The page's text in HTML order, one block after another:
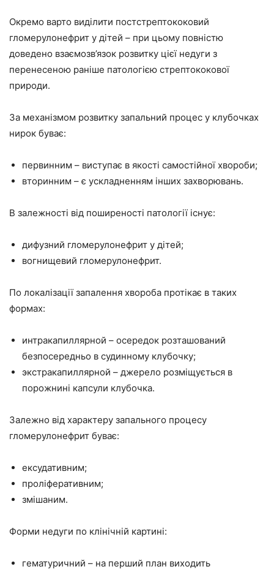
Окремо варто виділити постстрептококовий
гломерулонефрит у дітей – при цьому повністю
доведено взаємозв’язок розвитку цієї недуги з
перенесеною раніше патологією стрептококової
природи.
За механізмом розвитку запальний процес у клубочках
нирок буває:
первинним – виступає в якості самостійної хвороби;
вторинним – є ускладненням інших захворювань.
В залежності від поширеності патології існує:
дифузний гломерулонефрит у дітей;
вогнищевий гломерулонефрит.
По локалізації запалення хвороба протікає в таких
формах:
интракапиллярной – осередок розташований
безпосередньо в судинному клубочку;
экстракапиллярной – джерело розміщується в
порожнині капсули клубочка.
Залежно від характеру запального процесу
гломерулонефрит буває:
ексудативним;
проліферативним;
змішаним.
Форми недуги по клінічній картині:
гематуричний – на перший план виходить